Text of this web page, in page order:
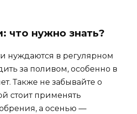
что нужно знать?
нуждаются в регулярном
за поливом, особенно в
Также не забывайте о
стоит применять
а осенью —